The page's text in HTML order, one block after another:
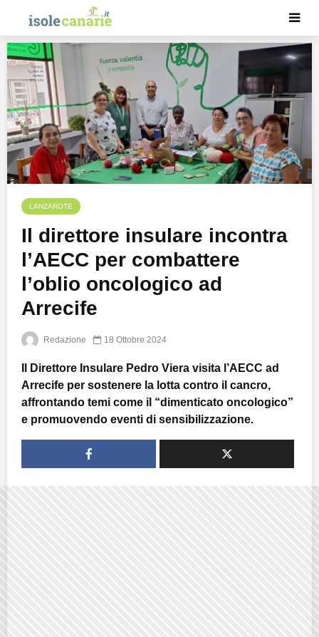
LANZAROTE
Il direttore insulare incontra
l’AECC per combattere
l’oblio oncologico ad
Arrecife
Redazione 18 Ottobre 2024
Il Direttore Insulare Pedro Viera visita l’AECC ad
Arrecife per sostenere la lotta contro il cancro,
affrontando temi come il “dimenticato oncologico”
e promuovendo eventi di sensibilizzazione.